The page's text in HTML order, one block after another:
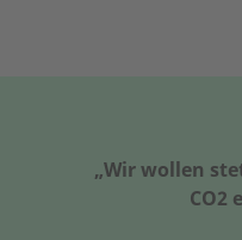
„Wir wollen
CO2